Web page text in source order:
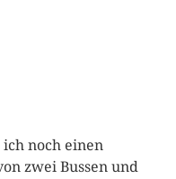
noch einen
zwei Bussen und